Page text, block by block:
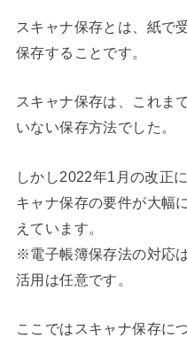
スキャナ保存とは、紙で
保存することです。
スキャナ保存は、これま
いない保存方法でした。
しかし2022年1月の改正
キャナ保存の要件が大幅
えています。
※電子帳簿保存法の対応
活用は任意です。
ここではスキャナ保存に